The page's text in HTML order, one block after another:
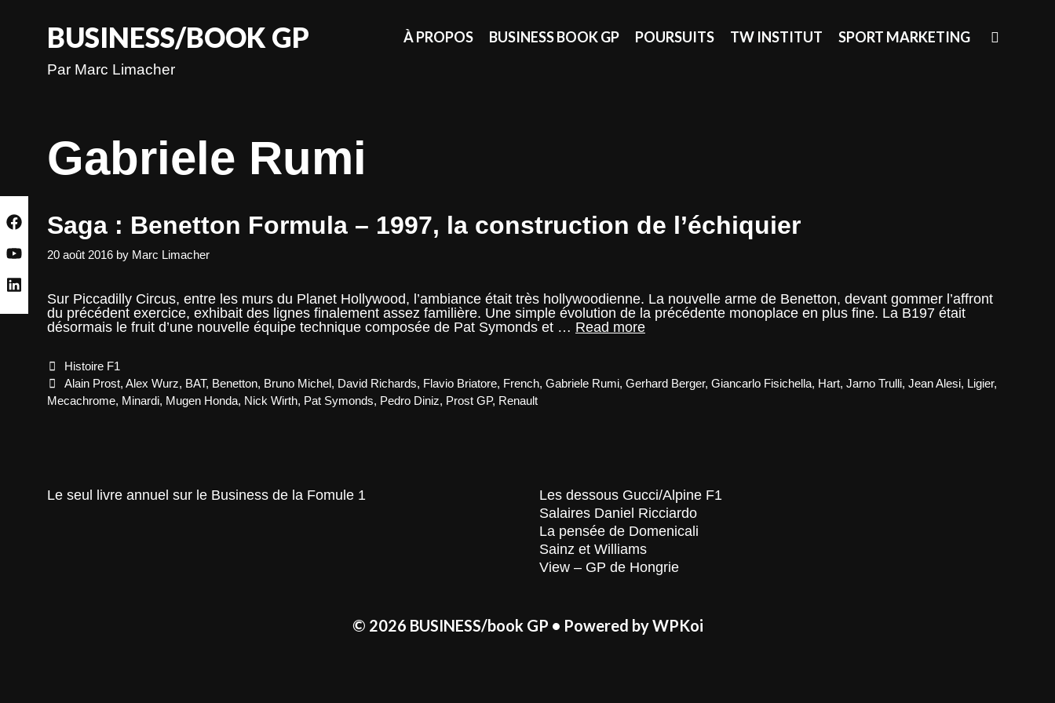
BUSINESS/BOOK GP
Par Marc Limacher
À PROPOS BUSINESS BOOK GP POURSUITS TW INSTITUT SPORT MARKETING
Gabriele Rumi
Saga : Benetton Formula – 1997, la construction de l’échiquier
20 août 2016 by Marc Limacher
Sur Piccadilly Circus, entre les murs du Planet Hollywood, l’ambiance était très hollywoodienne. La nouvelle arme de Benetton, devant gommer l’affront
du précédent exercice, exhibait des lignes finalement assez familière. Une simple évolution de la précédente monoplace en plus fine. La B197 était
désormais le fruit d’une nouvelle équipe technique composée de Pat Symonds et … Read moreSaga
–
Categories
Histoire F1
Tags
Alain Prost,Alex Wurz, BAT, Benetton, Bruno Michel, David Richards, Flavio Briatore, French,Gabriele Rumi,Gerhard Berger,Giancarlo Fisichella, Hart,Jarno Trulli,Jean Alesi, Ligier,
Mecachrome, Minardi, Mugen Honda, Nick Wirth, Pat Symonds, Pedro Diniz, Prost GP, Renault
Le seul livre annuel sur le Business de la Fomule 1
Les dessous Gucci/Alpine F1
Salaires Daniel Ricciardo
La pensée de Domenicali
Sainz et Williams
View – GP de Hongrie
© 2026 BUSINESS/book GP • Powered byWPKoi